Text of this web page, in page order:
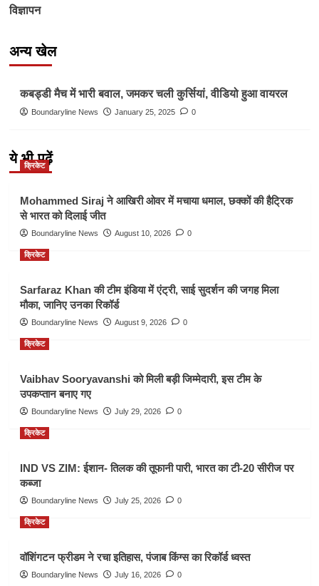
विज्ञापन
अन्य खेल
Other Sports
कबड्डी मैच में भारी बवाल, जमकर चली कुर्सियां, वीडियो हुआ वायरल
Boundaryline News January 25, 2025 0
ये भी पढ़ें
क्रिकेट
Mohammed Siraj ने आखिरी ओवर में मचाया धमाल, छक्कों की हैट्रिक
से भारत को दिलाई जीत
Boundaryline News August 10, 2026 0
क्रिकेट
Sarfaraz Khan की टीम इंडिया में एंट्री, साई सुदर्शन की जगह मिला
मौका, जानिए उनका रिकॉर्ड
Boundaryline News August 9, 2026 0
क्रिकेट
Vaibhav Sooryavanshi को मिली बड़ी जिम्मेदारी, इस टीम के
उपकप्तान बनाए गए
Boundaryline News July 29, 2026 0
क्रिकेट
IND VS ZIM: ईशान- तिलक की तूफानी पारी, भारत का टी-20 सीरीज पर
कब्जा
Boundaryline News July 25, 2026 0
क्रिकेट
वॉशिंगटन फ्रीडम ने रचा इतिहास, पंजाब किंग्स का रिकॉर्ड ध्वस्त
Boundaryline News July 16, 2026 0